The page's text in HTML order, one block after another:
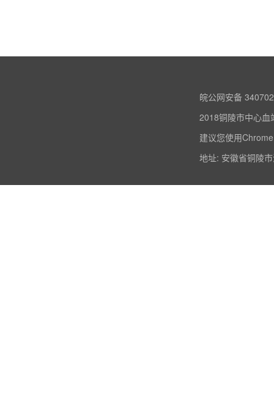
皖公网安备
2018铜陵市中心
建议您使用
地址: 安徽省铜陵